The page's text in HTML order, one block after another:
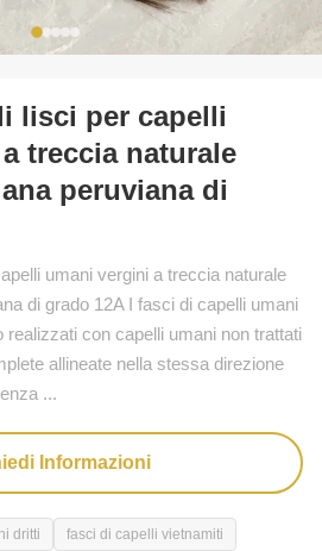
lisci per capelli
treccia naturale
peruviana di
umani vergini a treccia naturale
di grado 12A I fasci di capelli umani
realizzati con capelli umani non trattati
allineate nella stessa direzione
...
Informazioni
dritti
fasci di capelli vietnamiti